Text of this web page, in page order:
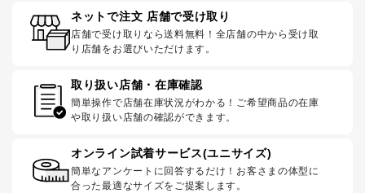
ネットで注文 店舗で受け取り
店舗で受け取りなら送料無料！全店舗の中から受け取
り店舗をお選びいただけます。
取り扱い店舗・在庫確認
簡単操作で店舗在庫状況がわかる！ご希望商品の在庫
や取り扱い店舗の確認ができます。
オンライン試着サービス(ユニサイズ)
簡単なアンケートに回答するだけ！お客さまの体型に
合った最適なサイズをご提案します。